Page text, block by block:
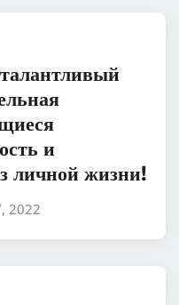
и
личной жизни!
2022